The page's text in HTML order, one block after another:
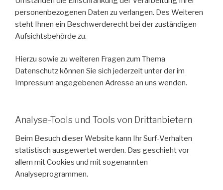
personenbezogenen Daten zu verlangen. Des Weiteren
steht Ihnen ein Beschwerderecht bei der zuständigen
Aufsichtsbehörde zu.
Hierzu sowie zu weiteren Fragen zum Thema
Datenschutz können Sie sich jederzeit unter der im
Impressum angegebenen Adresse an uns wenden.
Analyse-Tools und Tools von Drittanbietern
Beim Besuch dieser Website kann Ihr Surf-Verhalten
statistisch ausgewertet werden. Das geschieht vor
allem mit Cookies und mit sogenannten
Analyseprogrammen.